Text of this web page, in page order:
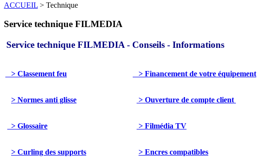
ACCUEIL > Technique
Service technique FILMEDIA
Service technique FILMEDIA - Conseils - Informations
> Classement feu > Financement de votre équipement
> Normes anti glisse > Ouverture de compte client
> Glossaire > Filmédia TV
> Curling des supports > Encres compatibles